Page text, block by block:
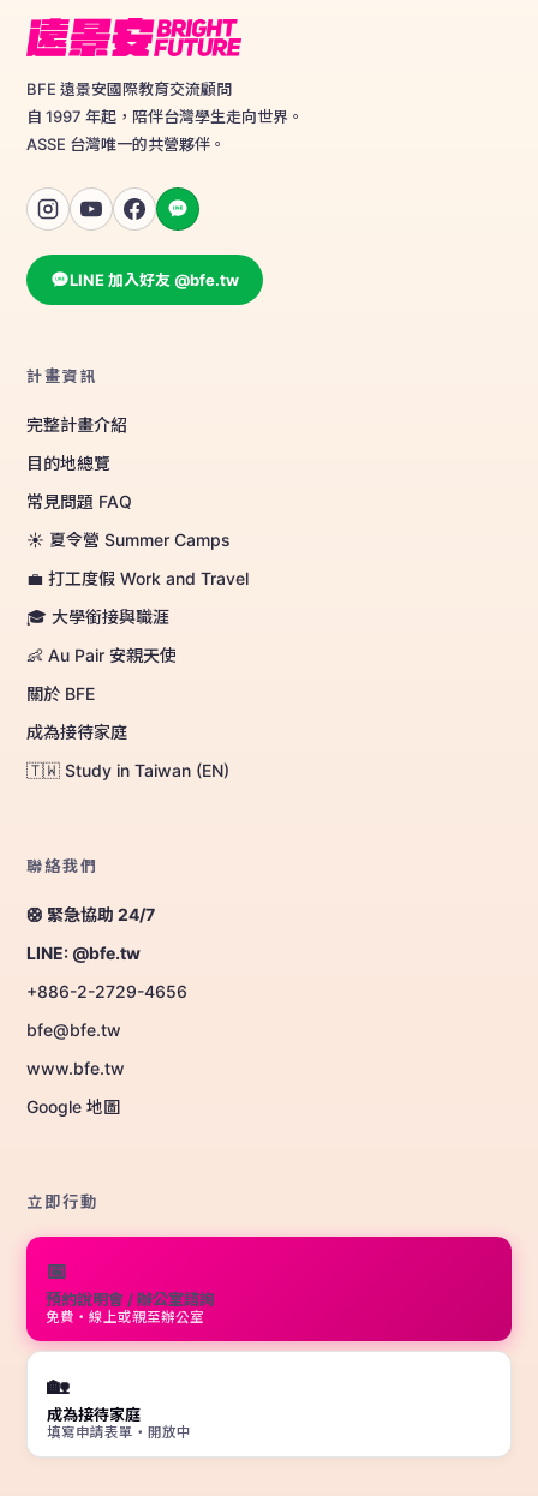
BFE 遠景安國際教育交流顧問
自 1997 年起，陪伴台灣學生走向世界。
ASSE 台灣唯一的共營夥伴。
LINE 加入好友 @bfe.tw
計畫資訊
完整計畫介紹
目的地總覽
常見問題 FAQ
☀️ 夏令營 Summer Camps
💼 打工度假 Work and Travel
🎓 大學銜接與職涯
👶 Au Pair 安親天使
關於 BFE
成為接待家庭
🇹🇼 Study in Taiwan (EN)
聯絡我們
🛟 緊急協助 24/7
LINE: @bfe.tw
+886-2-2729-4656
bfe@bfe.tw
www.bfe.tw
Google 地圖
立即行動
📅
預約說明會 / 辦公室諮詢
免費・線上或親至辦公室
🏡
成為接待家庭
填寫申請表單・開放中